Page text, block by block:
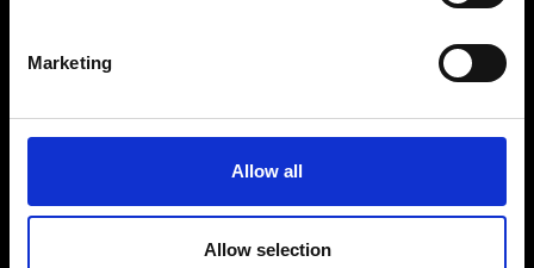
Marketing
Allow all
Allow selection
Mondo Ripani
Mondo Ripani